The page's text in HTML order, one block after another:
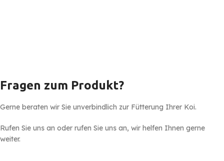
Fragen zum Produkt?
Gerne beraten wir Sie unverbindlich zur Fütterung Ihrer Koi.
Rufen Sie uns an oder rufen Sie uns an, wir helfen Ihnen gerne
weiter.